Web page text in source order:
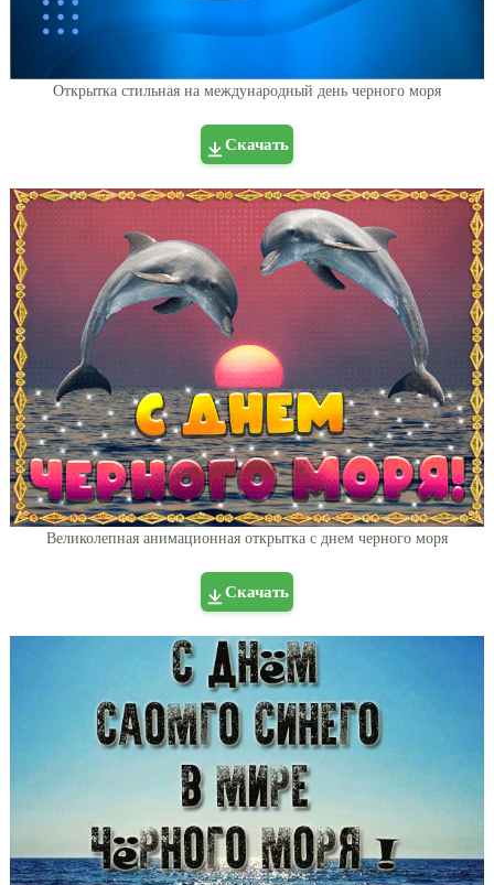
Открытка стильная на международный день черного моря
Скачать
Великолепная анимационная открытка с днем черного моря
Скачать